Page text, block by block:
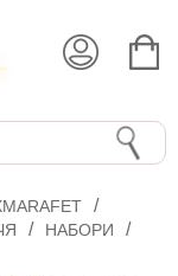
НАБОРИ